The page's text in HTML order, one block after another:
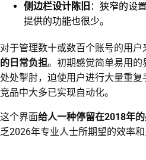
侧边栏设计陈旧 ：狭窄的设
提供的功能也很少。
对于管理数十或数百个账号的用
的日常负担。初期感觉简单易用
处处掣肘，迫使用户进行大量重
竞品中大多已实现自动化。
这个界面给人一种停留在2018年
乏2026年专业人士所期望的效率和